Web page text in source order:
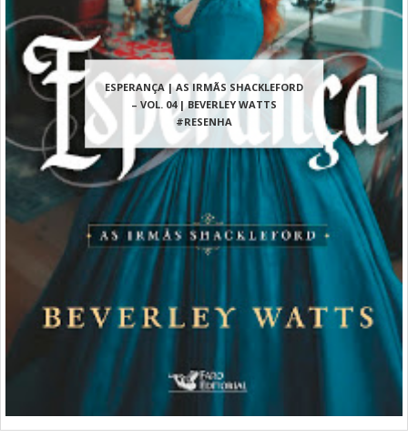
ESPERANÇA | AS IRMÃS SHACKLEFORD
– VOL. 04 | BEVERLEY WATTS
#RESENHA